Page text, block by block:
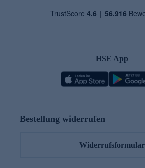
HSE App
Bestellung widerrufen
Widerrufsformular